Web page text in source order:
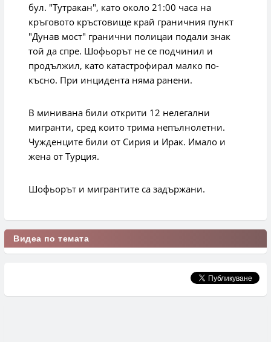
бул. "Тутракан", като около 21:00 часа на
кръговото кръстовище край граничния пункт
"Дунав мост" гранични полицаи подали знак
той да спре. Шофьорът не се подчинил и
продължил, като катастрофирал малко по-
късно. При инцидента няма ранени.
В минивана били открити 12 нелегални
мигранти, сред които трима непълнолетни.
Чужденците били от Сирия и Ирак. Имало и
жена от Турция.
Шофьорът и мигрантите са задържани.
Видеа по темата